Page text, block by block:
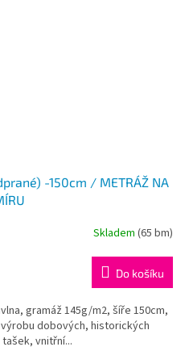
-150cm / METRÁŽ NA
Skladem (65 bm)
Do košíku
gramáž 145g/m2, šíře 150cm,
dobových, historických
vnitřní...